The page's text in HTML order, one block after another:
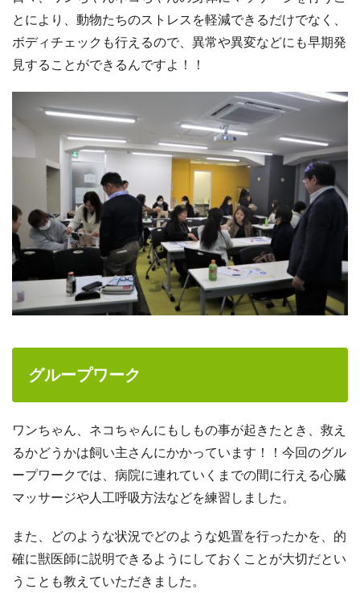
とにより、動物たちのストレスを軽減できるだけでなく、
ボディチェックも行えるので、異常や異変などにも早期発
見することができるんですよ！！
グループワーク
ワンちゃん、ネコちゃんにもしもの事が起きたとき、救え
るかどうかは飼い主さんにかかっています！！今回のグル
ープワークでは、病院に連れていくまでの間に行える心臓
マッサージや人工呼吸方法などを練習しました。
また、どのような状況でどのような処置を行ったかを、的
確に獣医師に説明できるようにしておくことが大切だとい
うことも教えていただきました。